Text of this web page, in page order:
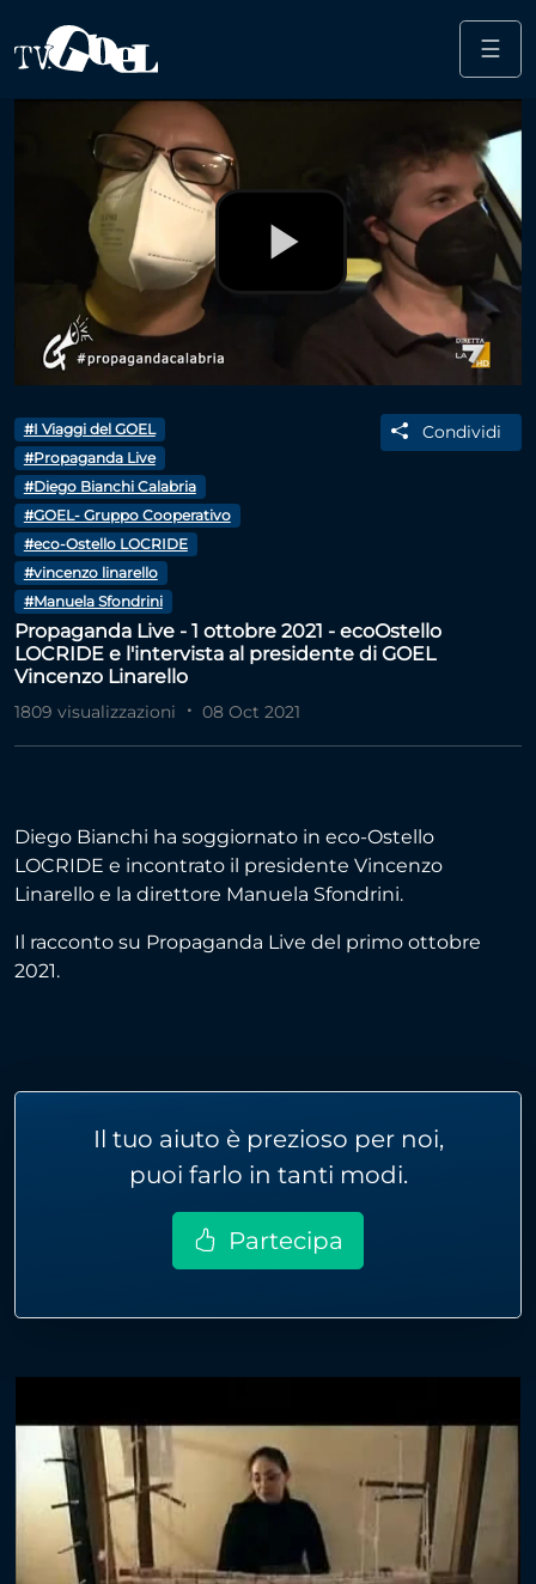
Salta al contenuto principale
☰
Play
Video
#I Viaggi del GOEL
#Propaganda Live
#Diego Bianchi Calabria
#GOEL- Gruppo Cooperativo
#eco-Ostello LOCRIDE
#vincenzo linarello
#Manuela Sfondrini
Condividi
Propaganda Live - 1 ottobre 2021 - ecoOstello
LOCRIDE e l'intervista al presidente di GOEL
Vincenzo Linarello
1809 visualizzazioni 08 Oct 2021
Diego Bianchi ha soggiornato in eco-Ostello
LOCRIDE e incontrato il presidente Vincenzo
Linarello e la direttore Manuela Sfondrini.
Il racconto su Propaganda Live del primo ottobre
2021.
Il tuo aiuto è prezioso per noi,
puoi farlo in tanti modi.
Partecipa